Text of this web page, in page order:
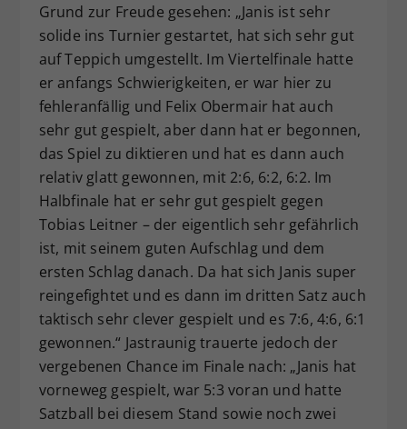
Grund zur Freude gesehen: „Janis ist sehr
solide ins Turnier gestartet, hat sich sehr gut
auf Teppich umgestellt. Im Viertelfinale hatte
er anfangs Schwierigkeiten, er war hier zu
fehleranfällig und Felix Obermair hat auch
sehr gut gespielt, aber dann hat er begonnen,
das Spiel zu diktieren und hat es dann auch
relativ glatt gewonnen, mit 2:6, 6:2, 6:2. Im
Halbfinale hat er sehr gut gespielt gegen
Tobias Leitner – der eigentlich sehr gefährlich
ist, mit seinem guten Aufschlag und dem
ersten Schlag danach. Da hat sich Janis super
reingefightet und es dann im dritten Satz auch
taktisch sehr clever gespielt und es 7:6, 4:6, 6:1
gewonnen.“ Jastraunig trauerte jedoch der
vergebenen Chance im Finale nach: „Janis hat
vorneweg gespielt, war 5:3 voran und hatte
Satzball bei diesem Stand sowie noch zwei